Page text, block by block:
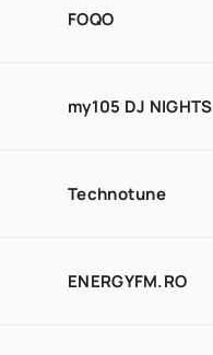
FOQO
my105 DJ NIGHTS
Technotune
ENERGYFM.RO